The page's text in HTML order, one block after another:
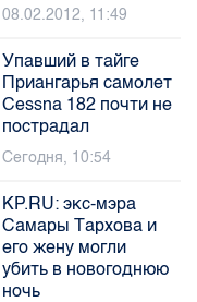
08.02.2012, 11:49
Упавший в тайге
Приангарья самолет
Cessna 182 почти не
пострадал
Сегодня, 10:54
KP.RU: экс-мэра
Самары Тархова и
его жену могли
убить в новогоднюю
ночь